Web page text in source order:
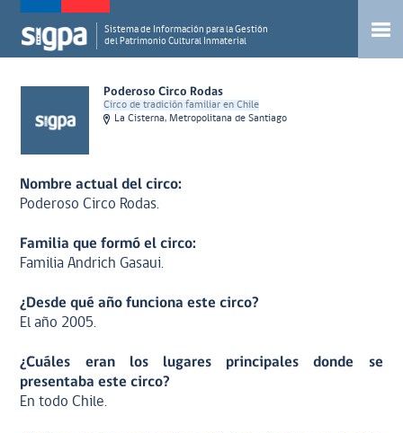
Sistema de Información para la Gestión
del Patrimonio Cultural Inmaterial
Poderoso Circo Rodas
Circo de tradición familiar en Chile
La Cisterna, Metropolitana de Santiago
Nombre actual del circo:
Poderoso Circo Rodas.
Familia que formó el circo:
Familia Andrich Gasaui.
¿Desde qué año funciona este circo?
El año 2005.
¿Cuáles eran los lugares principales donde se
presentaba este circo?
En todo Chile.